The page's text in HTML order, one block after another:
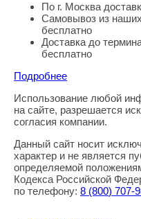
По г. Москва
Самовывоз из
бесплатно
Доставка до
бесплатно
Подробнее
Правовая информация
Использование любой
на сайте, разрешается
согласия компании.
Данный сайт носит
характер и не является
определяемой
Кодекса Российской
по телефону: 8 (800) 707-